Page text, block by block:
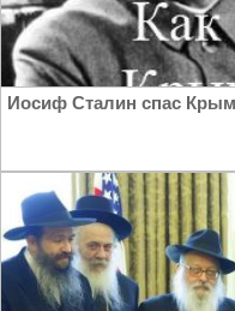
Иосиф Сталин спас